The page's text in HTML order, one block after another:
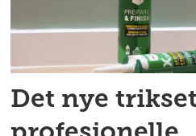
Det nye